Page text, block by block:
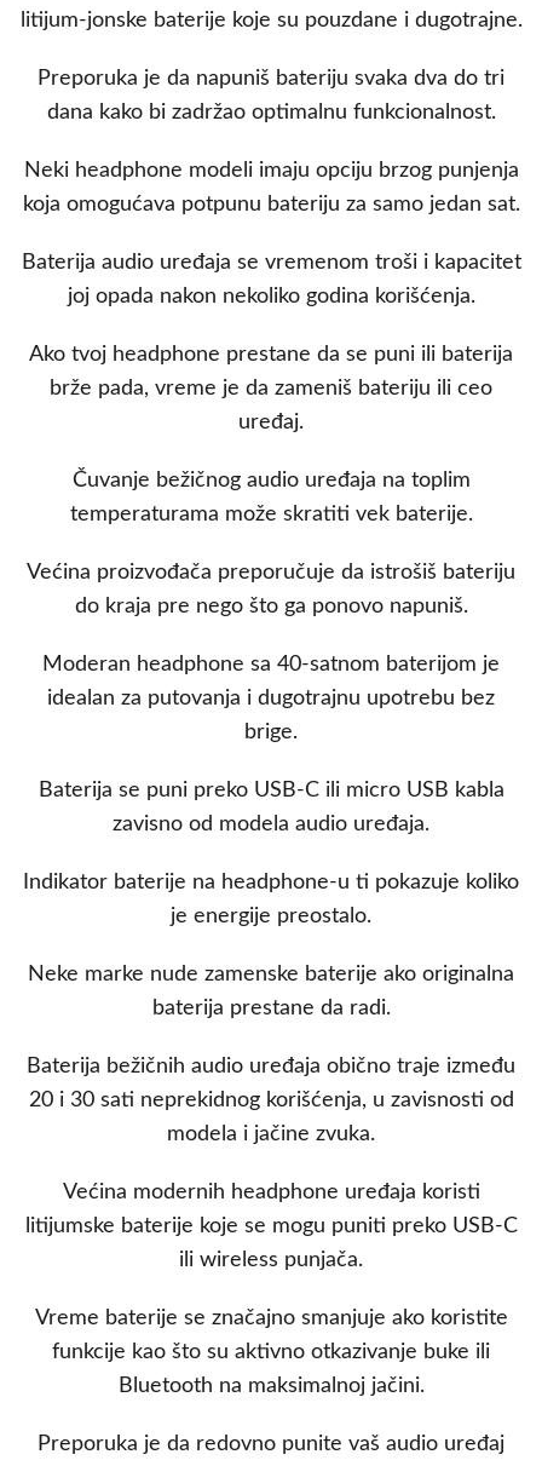
litijum-jonske baterije koje su pouzdane i dugotrajne.
Preporuka je da napuniš bateriju svaka dva do tri
dana kako bi zadržao optimalnu funkcionalnost.
Neki headphone modeli imaju opciju brzog punjenja
koja omogućava potpunu bateriju za samo jedan sat.
Baterija audio uređaja se vremenom troši i kapacitet
joj opada nakon nekoliko godina korišćenja.
Ako tvoj headphone prestane da se puni ili baterija
brže pada, vreme je da zameniš bateriju ili ceo
uređaj.
Čuvanje bežičnog audio uređaja na toplim
temperaturama može skratiti vek baterije.
Većina proizvođača preporučuje da istrošiš bateriju
do kraja pre nego što ga ponovo napuniš.
Moderan headphone sa 40-satnom baterijom je
idealan za putovanja i dugotrajnu upotrebu bez
brige.
Baterija se puni preko USB-C ili micro USB kabla
zavisno od modela audio uređaja.
Indikator baterije na headphone-u ti pokazuje koliko
je energije preostalo.
Neke marke nude zamenske baterije ako originalna
baterija prestane da radi.
Baterija bežičnih audio uređaja obično traje između
20 i 30 sati neprekidnog korišćenja, u zavisnosti od
modela i jačine zvuka.
Većina modernih headphone uređaja koristi
litijumske baterije koje se mogu puniti preko USB-C
ili wireless punjača.
Vreme baterije se značajno smanjuje ako koristite
funkcije kao što su aktivno otkazivanje buke ili
Bluetooth na maksimalnoj jačini.
Preporuka je da redovno punite vaš audio uređaj